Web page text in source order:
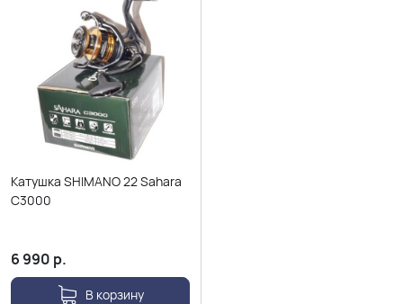
Катушка SHIMANO 22 Sahara
C3000
6 990 р.
В корзину